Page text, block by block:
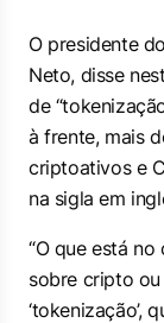
O presidente
Neto, disse
de
à frente, mais
criptoativos e
na sigla em
“O que está
sobre cripto
‘tokenização’,